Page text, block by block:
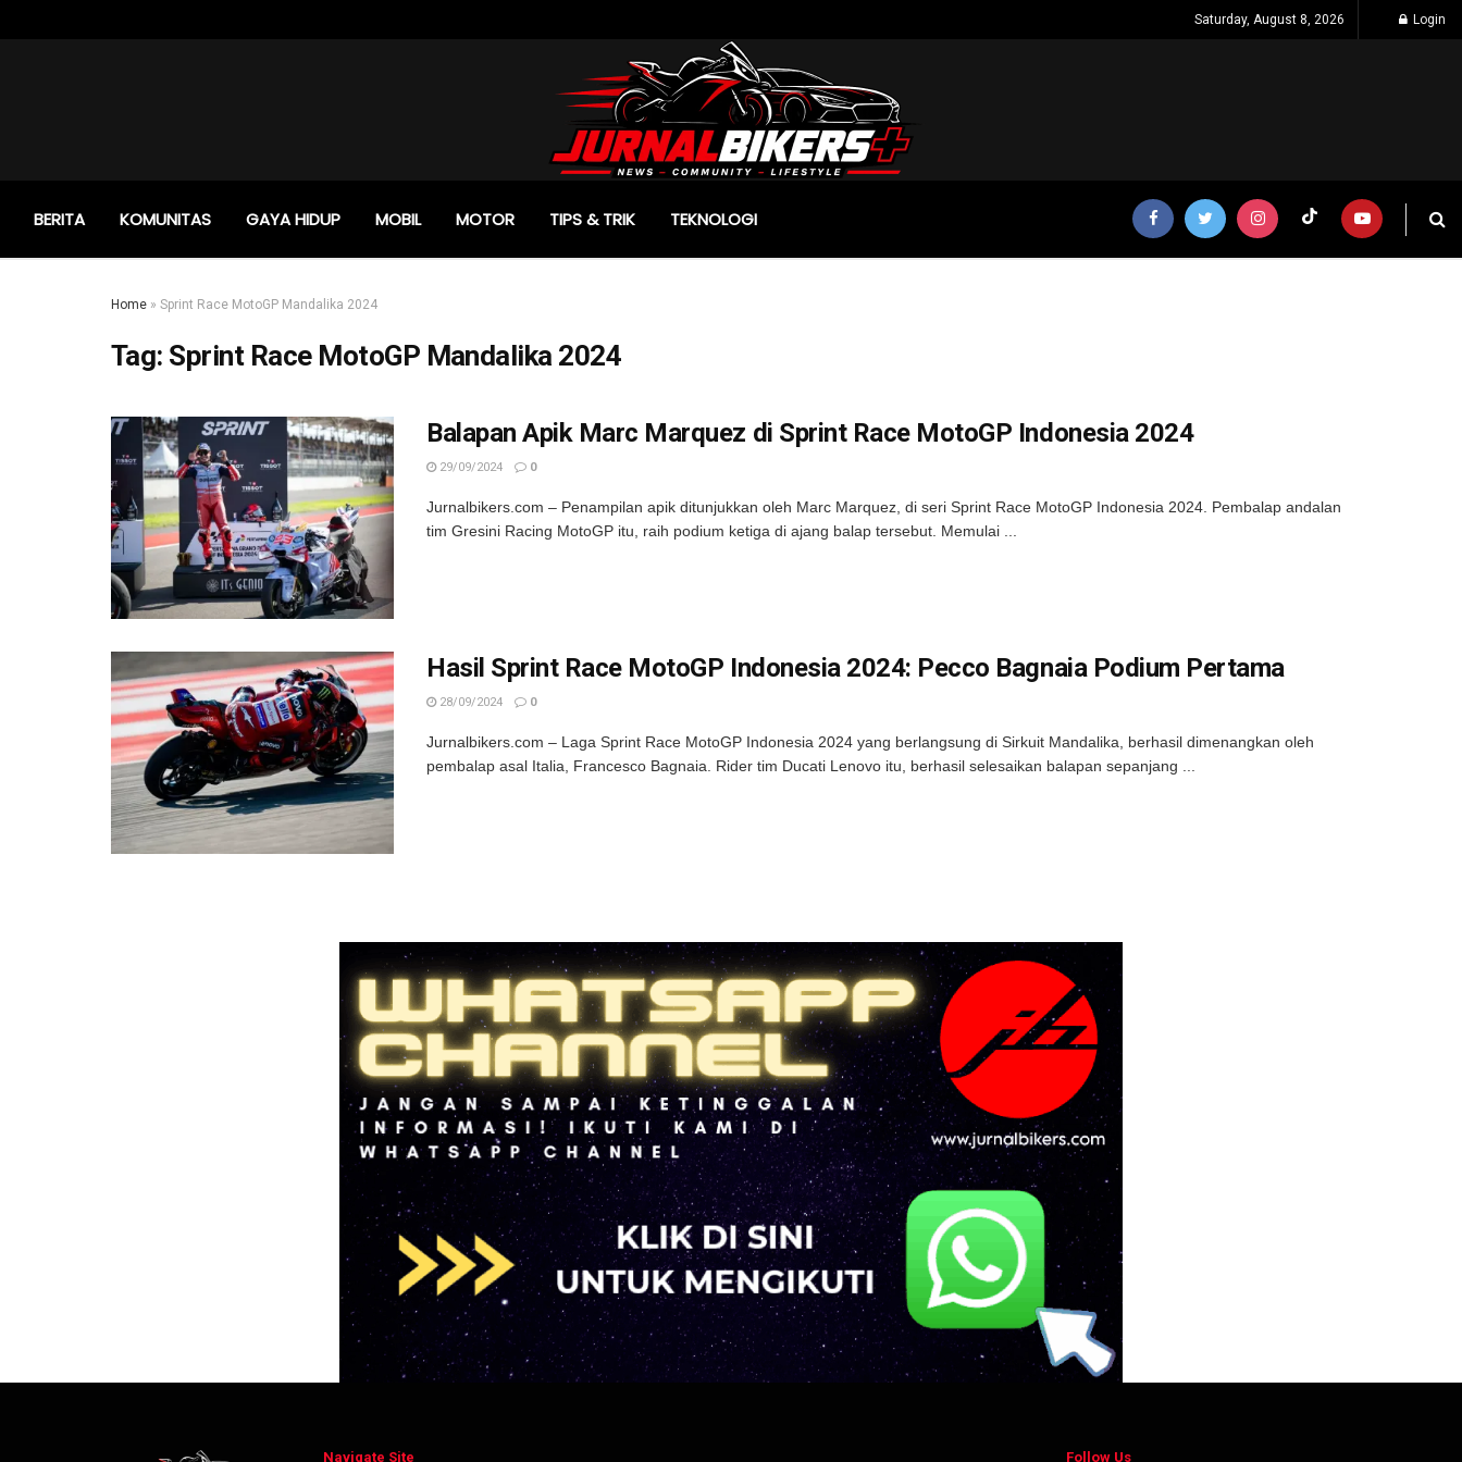
Saturday, August 8, 2026 Login
BERITA KOMUNITAS GAYA HIDUP MOBIL MOTOR TIPS & TRIK TEKNOLOGI
Home » Sprint Race MotoGP Mandalika 2024
Tag: Sprint Race MotoGP Mandalika 2024
Balapan Apik Marc Marquez di Sprint Race MotoGP Indonesia 2024
29/09/2024 0
Jurnalbikers.com – Penampilan apik ditunjukkan oleh Marc Marquez, di seri Sprint Race MotoGP Indonesia 2024. Pembalap andalan
tim Gresini Racing MotoGP itu, raih podium ketiga di ajang balap tersebut. Memulai ...
Hasil Sprint Race MotoGP Indonesia 2024: Pecco Bagnaia Podium Pertama
28/09/2024 0
Jurnalbikers.com – Laga Sprint Race MotoGP Indonesia 2024 yang berlangsung di Sirkuit Mandalika, berhasil dimenangkan oleh
pembalap asal Italia, Francesco Bagnaia. Rider tim Ducati Lenovo itu, berhasil selesaikan balapan sepanjang ...
Navigate Site Follow Us